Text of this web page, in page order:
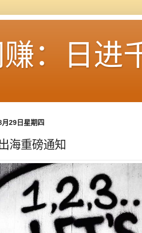
赚：日进
29日星期四
海重磅通知